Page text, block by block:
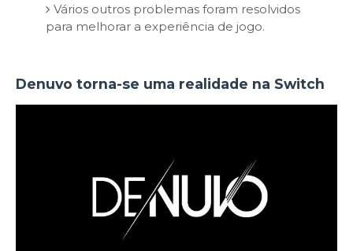
Vários outros problemas foram resolvidos
para melhorar a experiência de jogo.
Denuvo torna-se uma realidade na Switch